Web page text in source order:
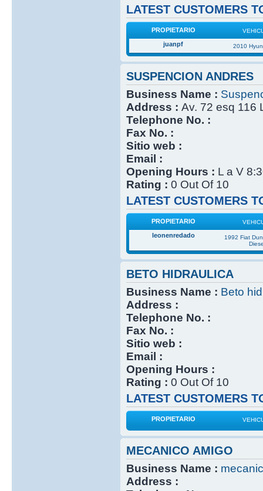
LATEST CUSTOMERS
PROPIETARIO
juanpf 2010
SUSPENCION ANDRES
Business Name :
Address : Av. 72 esq 116
Telephone No. :
Fax No. :
Sitio web :
Email :
Opening Hours : L a V
Rating : 0 Out Of 10
LATEST CUSTOMERS
PROPIETARIO
leonenredado
1992 Fiat
BETO HIDRAULICA
Business Name : Beto
Address :
Telephone No. :
Fax No. :
Sitio web :
Email :
Opening Hours :
Rating : 0 Out Of 10
LATEST CUSTOMERS
PROPIETARIO
MECANICO AMIGO
Business Name :
Address :